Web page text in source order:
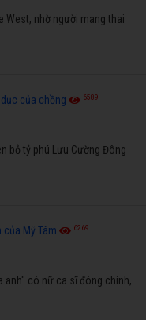
West, nhờ người mang thai
của chồng 6589
bỏ tỷ phú Lưu Cường Đông
Mỹ Tâm 6269
anh" có nữ ca sĩ đóng chính,